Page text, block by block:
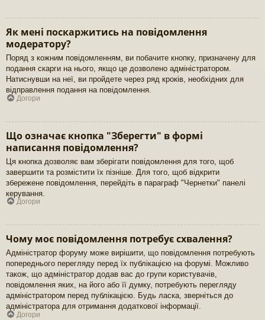
Як мені поскаржитись на повідомлення
модератору?
Поряд з кожним повідомленням, ви побачите кнопку, призначену для
подання скарги на нього, якщо це дозволено адміністратором.
Натиснувши на неї, ви пройдете через ряд кроків, необхідних для
відправлення подання на повідомлення.
Догори
Що означає кнопка "Зберегти" в формі
написання повідомлення?
Ця кнопка дозволяє вам зберігати повідомлення для того, щоб
завершити та розмістити їх пізніше. Для того, щоб відкрити
збережене повідомлення, перейдіть в параграф "Чернетки" панелі
керування.
Догори
Чому моє повідомлення потребує схвалення?
Адміністратор форуму може вирішити, що повідомлення потребують
попереднього перегляду перед їх публікацією на форумі. Можливо
також, що адміністратор додав вас до групи користувачів,
повідомлення яких, на його або її думку, потребують перегляду
адміністратором перед публікацією. Будь ласка, зверніться до
адміністратора для отримання додаткової інформації.
Догори